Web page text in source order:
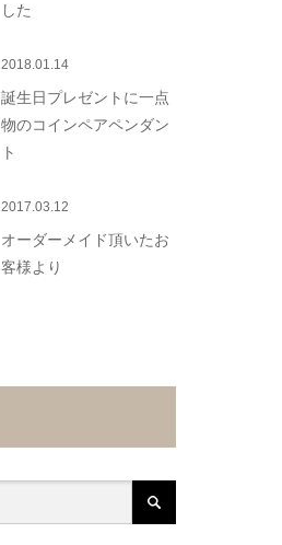
した
2018.01.14
誕生日プレゼントに一点
物のコインペアペンダン
ト
2017.03.12
オーダーメイド頂いたお
客様より